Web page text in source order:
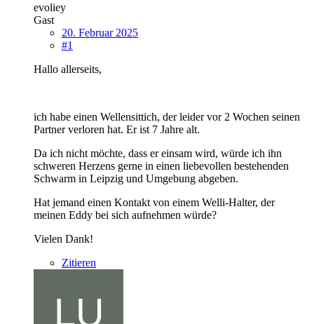
evoliey
Gast
20. Februar 2025
#1
Hallo allerseits,
ich habe einen Wellensittich, der leider vor 2 Wochen seinen
Partner verloren hat. Er ist 7 Jahre alt.
Da ich nicht möchte, dass er einsam wird, würde ich ihn
schweren Herzens gerne in einen liebevollen bestehenden
Schwarm in Leipzig und Umgebung abgeben.
Hat jemand einen Kontakt von einem Welli-Halter, der
meinen Eddy bei sich aufnehmen würde?
Vielen Dank!
Zitieren